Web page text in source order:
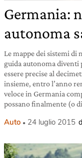
Germania:
autonoma
Le mappe dei sistemi di
guida autonoma
essere precise al
insieme, entro l’anno
veloce in Germania
possano finalmente (o
Auto 24 luglio 2015